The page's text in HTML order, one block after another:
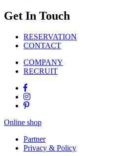
Get In Touch
RESERVATION
CONTACT
COMPANY
RECRUIT
Online shop
Partner
Privacy & Policy